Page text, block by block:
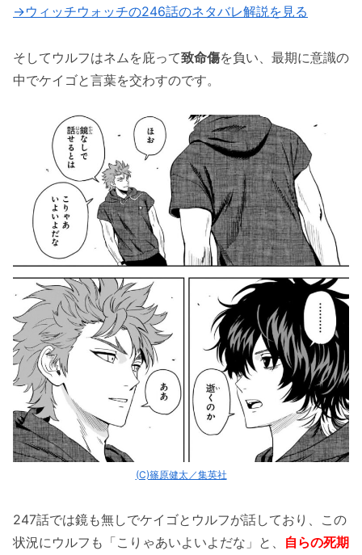
→ウィッチウォッチの246話のネタバレ解説を見る
そしてウルフはネムを庇って致命傷を負い、最期に意識の
中でケイゴと言葉を交わすのです。
(C)篠原健太／集英社
247話では鏡も無しでケイゴとウルフが話しており、この
状況にウルフも「こりゃあいよいよだな」と、 自らの死期